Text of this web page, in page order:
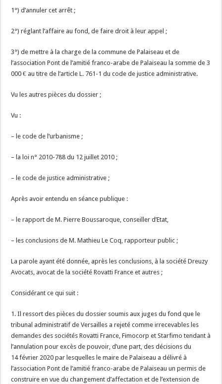
1°) d’annuler cet arrêt ;
2°) réglant l’affaire au fond, de faire droit à leur appel ;
3°) de mettre à la charge de la commune de Palaiseau et de
l’association Pont de l’amitié franco-arabe de Palaiseau la somme de 3
000 € au titre de l’article L. 761-1 du code de justice administrative.
Vu les autres pièces du dossier ;
Vu :
– le code de l’urbanisme ;
– la loi n° 2010-788 du 12 juillet 2010 ;
– le code de justice administrative ;
Après avoir entendu en séance publique :
– le rapport de M. Pierre Boussaroque, conseiller d’Etat,
– les conclusions de M. Mathieu Le Coq, rapporteur public ;
La parole ayant été donnée, après les conclusions, à la société Dreuzy
Avocats, avocat de la société Rovatti France et autres ;
Considérant ce qui suit :
1. Il ressort des pièces du dossier soumis aux juges du fond que le
tribunal administratif de Versailles a rejeté comme irrecevables les
demandes des sociétés Rovatti France, Fimocorp et Starfimo tendant à
l’annulation pour excès de pouvoir, d’une part, des décisions du
14 février 2020 par lesquelles le maire de Palaiseau a délivré à
l’association Pont de l’amitié franco-arabe de Palaiseau un permis de
construire en vue du changement d’affectation et de l’extension de